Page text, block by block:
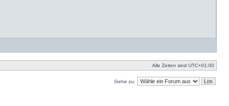
Alle Zeiten sind UTC+01:00
Gehe zu: